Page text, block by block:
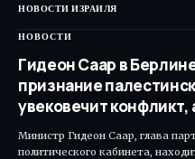
НОВОСТИ ИЗРАИЛЯ
НОВОСТИ
Гидеон Саар в
признание
увековечит конфликт,
Министр Гидеон Саар, глава
политического кабинета,